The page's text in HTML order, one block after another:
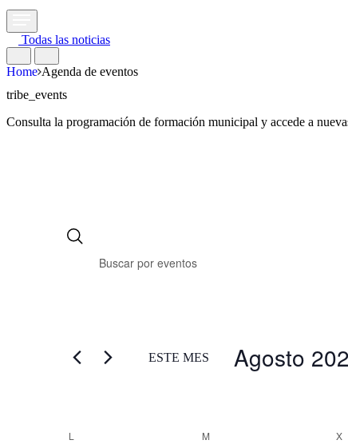
Todas las noticias
Home Agenda de eventos
tribe_events
Consulta la programación de formación municipal y accede a
ESTE MES Agosto
Calendario
L M X